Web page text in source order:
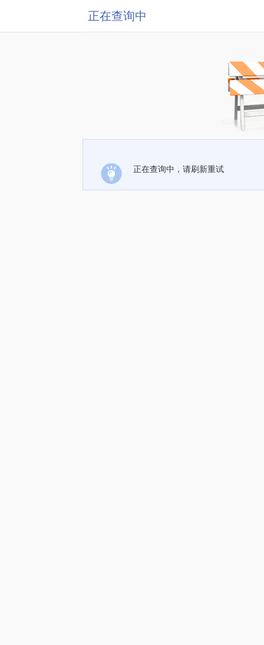
正在查询中
正在查询中，请刷新重试